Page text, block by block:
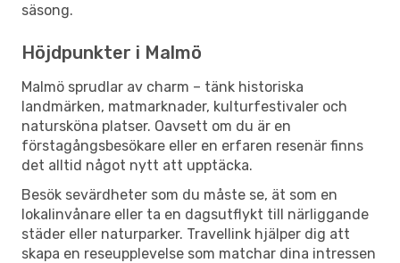
säsong.
Höjdpunkter i Malmö
Malmö sprudlar av charm – tänk historiska
landmärken, matmarknader, kulturfestivaler och
natursköna platser. Oavsett om du är en
förstagångsbesökare eller en erfaren resenär finns
det alltid något nytt att upptäcka.
Besök sevärdheter som du måste se, ät som en
lokalinvånare eller ta en dagsutflykt till närliggande
städer eller naturparker. Travellink hjälper dig att
skapa en reseupplevelse som matchar dina intressen